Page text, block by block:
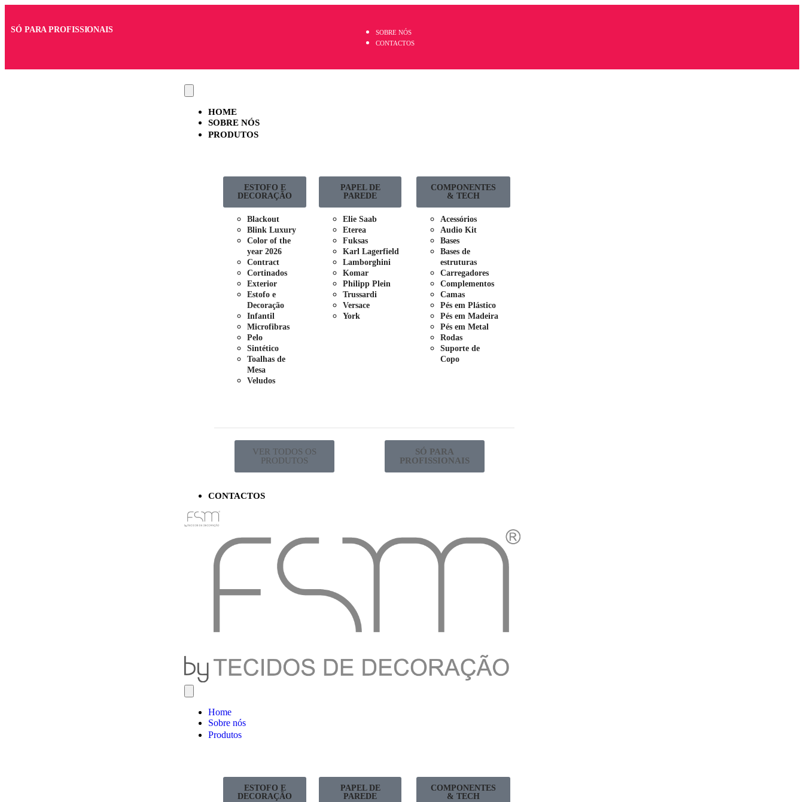
SÓ PARA PROFISSIONAIS
SOBRE NÓS
CONTACTOS
HOME
SOBRE NÓS
PRODUTOS
ESTOFO E
DECORAÇÃO
Blackout
Blink Luxury
Color of the
year 2026
Contract
Cortinados
Exterior
Estofo e
Decoração
Infantil
Microfibras
Pelo
Sintético
Toalhas de
Mesa
Veludos
PAPEL DE
PAREDE
Elie Saab
Eterea
Fuksas
Karl Lagerfield
Lamborghini
Komar
Philipp Plein
Trussardi
Versace
York
COMPONENTES
& TECH
Acessórios
Audio Kit
Bases
Bases de
estruturas
Carregadores
Complementos
Camas
Pés em Plástico
Pés em Madeira
Pés em Metal
Rodas
Suporte de
Copo
VER TODOS OS
PRODUTOS
SÓ PARA
PROFISSIONAIS
CONTACTOS
Home
Sobre nós
Produtos
ESTOFO E
DECORAÇÃO
PAPEL DE
PAREDE
COMPONENTES
& TECH